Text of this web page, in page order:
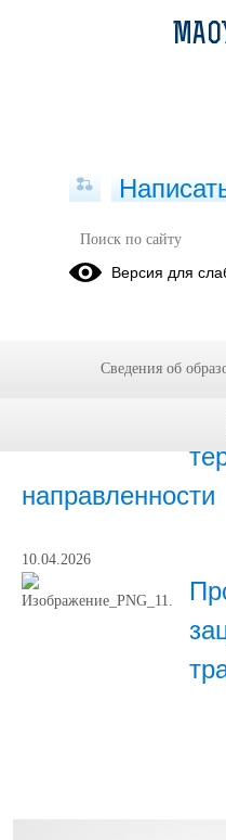
Публикации за
направленности
10.04.2026
Версия для
Сведения об